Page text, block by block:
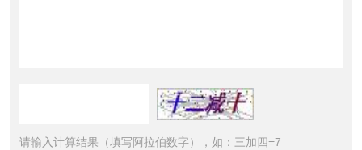
请输入计算结果（填写阿拉伯数字），如：三加四=7